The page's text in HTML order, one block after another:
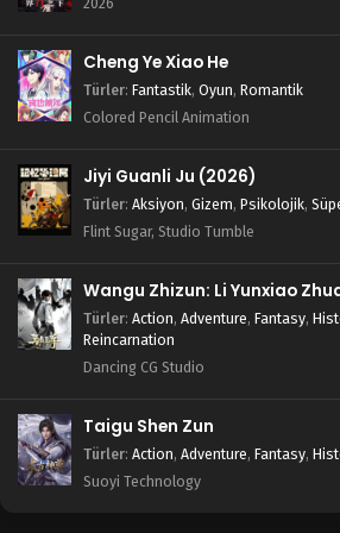
Legend of Xianwu
Blm 17 - Temmuz 2, 2023
Blm 16 - Haziran 25, 2023
Blm 15 - Haziran 18, 2023
Legend of Xianwu
Legend of Xianwu
Blm 13 - Haziran 4, 2023
Cheng Ye Xiao He
Türler: Fantastik, Oyun, Romantik
Colored Pencil Animation
Jiyi Guanli Ju (2026)
Türler: Aksiyon, Gizem, Psikolojik,
Flint Sugar, Studio Tumble
Wangu Zhizun: Li Yunxiao
Türler: Action, Adventure, Fantasy,
Reincarnation
Dancing CG Studio
Taigu Shen Zun
Türler: Action, Adventure, Fantasy,
Suoyi Technology